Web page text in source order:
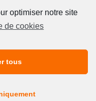
optimiser notre site
de cookies
tous